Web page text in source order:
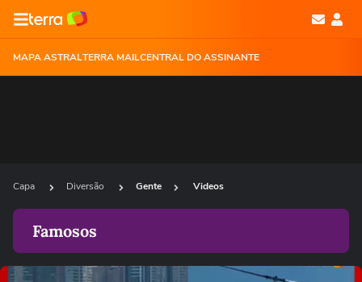
MAPA ASTRALTERRA MAILCENTRAL DO ASSINANTE
Capa Diversão Gente Videos
Famosos